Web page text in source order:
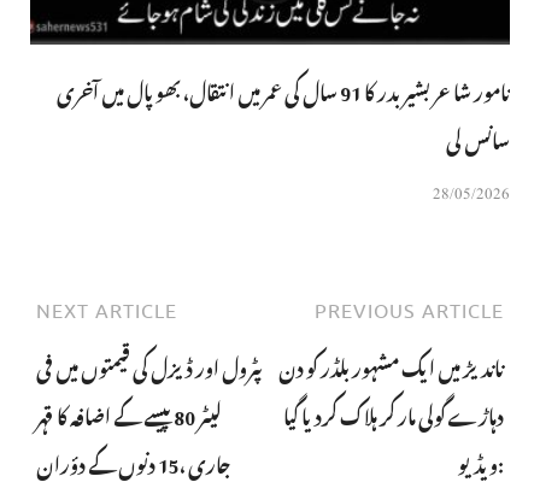
نامور شاعر بشیر بدر کا 91 سال کی عمر میں انتقال، بھوپال میں آخری
سانس لی
28/05/2026
PREVIOUS ARTICLE
ناندیڑ میں ایک مشہور بلڈر کو دن
دہاڑے گولی مار کر ہلاک کردیا گیا
:ویڈیو
NEXT ARTICLE
پٹرول اور ڈیزل کی قیمتوں میں فی
لیٹر 80 پیسے کے اضافہ کا قہر
جاری ،15 دنوں کے دؤران